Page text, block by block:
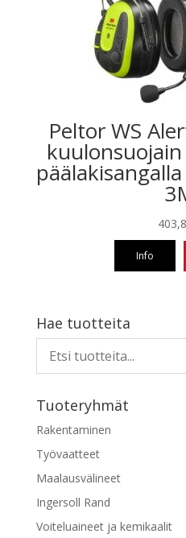
Peltor WS
Info
Hae tuotteita
Tuoteryhmät
Rakentaminen
Työvaatteet
Maalausvälineet
Ingersoll Rand
Voiteluaineet ja kemikaalit